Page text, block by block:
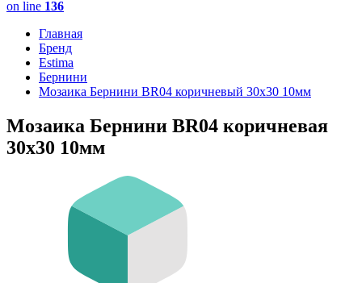
on line 136
Главная
Бренд
Estima
Бернини
Мозаика Бернини BR04 коричневый 30x30 10мм
Мозаика Бернини BR04 коричневая
30x30 10мм